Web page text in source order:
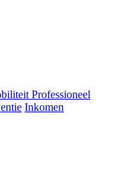
Professioneel
Inkomen